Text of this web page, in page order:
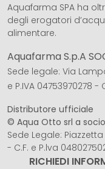
Aquafarma SPA ha
degli erogatori
alimentare.
Aquafarma S.p.A
Sede legale: Via
e P.IVA 04753970278
Distributore ufficiale
© Aqua Otto srl a socio
Sede Legale:
- C.F. e P.lva
RICHIEDI